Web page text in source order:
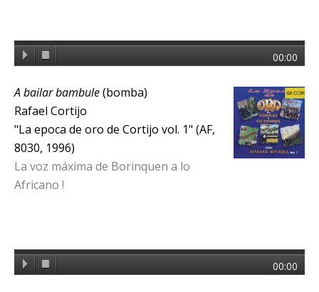
00:00
A bailar bambule(bomba)
Rafael Cortijo
"La epoca de oro de Cortijo vol. 1" (AF,
8030, 1996)
La voz máxima de Borinquen a lo
Africano !
00:00